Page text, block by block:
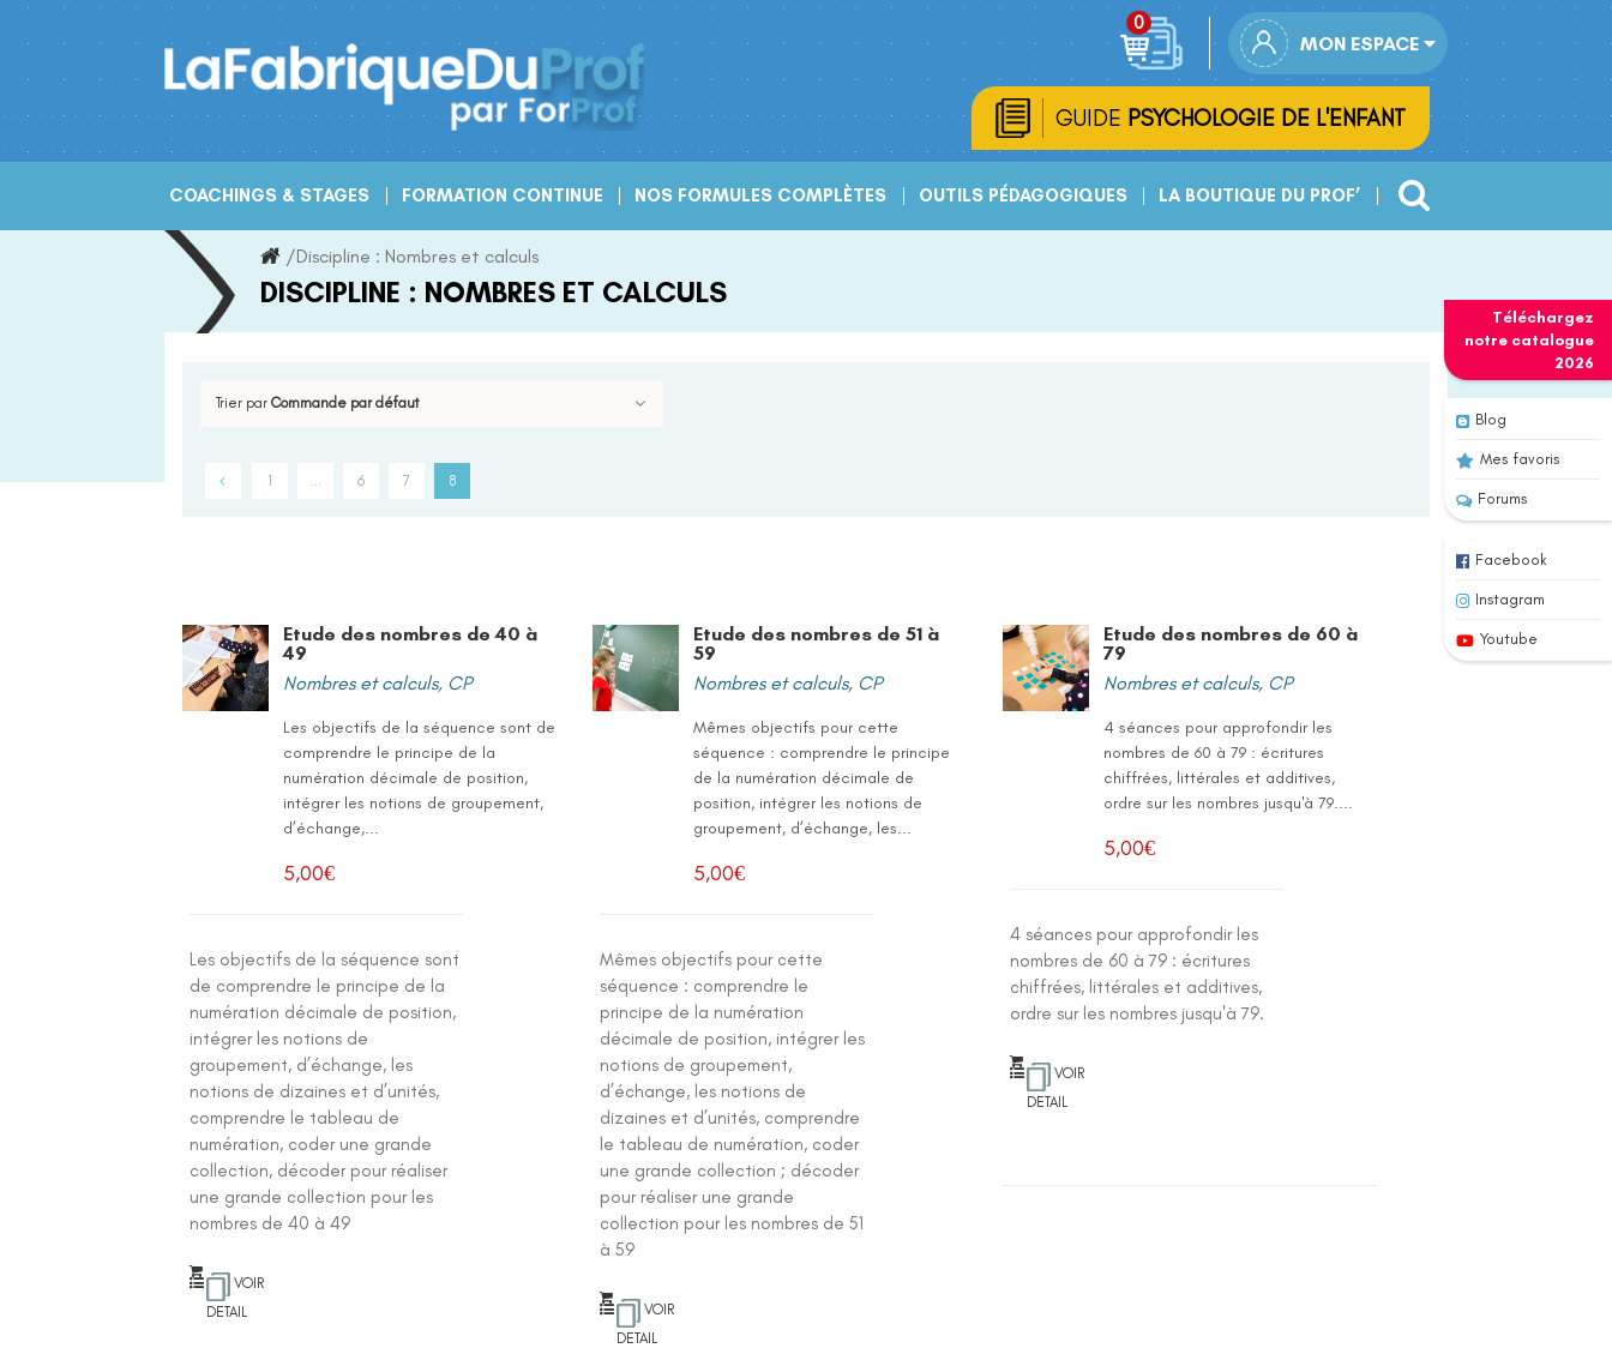
Téléchargez
notre catalogue
2026
Blog
Mes favoris
Forums
Facebook
Instagram
Youtube
Skip
to
MON ESPACE
GUIDE PSYCHOLOGIE DE L'ENFANT
COACHINGS & STAGES FORMATION CONTINUE NOS FORMULES COMPLÈTES OUTILS PÉDAGOGIQUES LA BOUTIQUE DU PROF’
/Discipline : Nombres et calculs
DISCIPLINE : NOMBRES ET CALCULS
Trier par Commande par défaut
1 … 6 7 8
Etude des nombres de 40 à
49
Nombres et calculs, CP
Les objectifs de la séquence sont de
comprendre le principe de la
numération décimale de position,
intégrer les notions de groupement,
d’échange,...
5,00€
Les objectifs de la séquence sont
de comprendre le principe de la
numération décimale de position,
intégrer les notions de
groupement, d’échange, les
notions de dizaines et d’unités,
comprendre le tableau de
numération, coder une grande
collection, décoder pour réaliser
une grande collection pour les
nombres de 40 à 49
VOIR
DETAIL
Etude des nombres de 51 à
59
Nombres et calculs, CP
Mêmes objectifs pour cette
séquence : comprendre le principe
de la numération décimale de
position, intégrer les notions de
groupement, d’échange, les...
5,00€
Mêmes objectifs pour cette
séquence : comprendre le
principe de la numération
décimale de position, intégrer les
notions de groupement,
d’échange, les notions de
dizaines et d’unités, comprendre
le tableau de numération, coder
une grande collection ; décoder
pour réaliser une grande
collection pour les nombres de 51
à 59
VOIR
DETAIL
Etude des nombres de 60 à
79
Nombres et calculs, CP
4 séances pour approfondir les
nombres de 60 à 79 : écritures
chiffrées, littérales et additives,
ordre sur les nombres jusqu'à 79....
5,00€
4 séances pour approfondir les
nombres de 60 à 79 : écritures
chiffrées, littérales et additives,
ordre sur les nombres jusqu'à 79.
VOIR
DETAIL